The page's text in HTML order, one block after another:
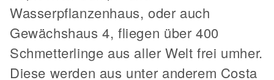
Wasserpflanzenhaus, oder auch
Gewächshaus 4, fliegen über 400
Schmetterlinge aus aller Welt frei umher.
Diese werden aus unter anderem Costa